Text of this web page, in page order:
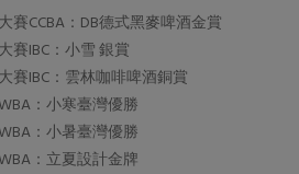
賽CCBA：DB德式黑麥啤酒金賞
賽IBC：小雪 銀賞
賽IBC：雲林咖啡啤酒銅賞
：小寒臺灣優勝
：小暑臺灣優勝
：立夏設計金牌